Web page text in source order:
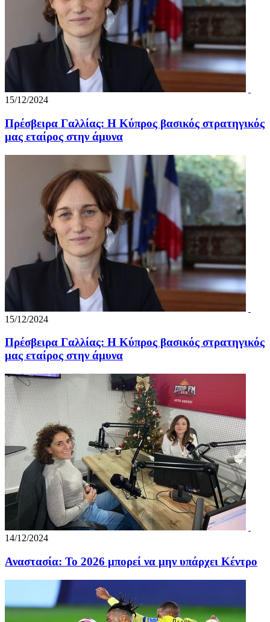
15/12/2024
Πρέσβειρα Γαλλίας: Η Κύπρος βασικός στρατηγικός
μας εταίρος στην άμυνα
15/12/2024
Πρέσβειρα Γαλλίας: Η Κύπρος βασικός στρατηγικός
μας εταίρος στην άμυνα
14/12/2024
Αναστασία: Το 2026 μπορεί να μην υπάρχει Κέντρο